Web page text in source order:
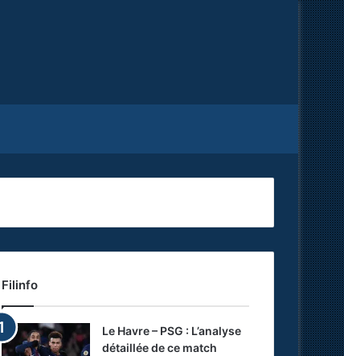
Filinfo
Le Havre – PSG : L’analyse
détaillée de ce match